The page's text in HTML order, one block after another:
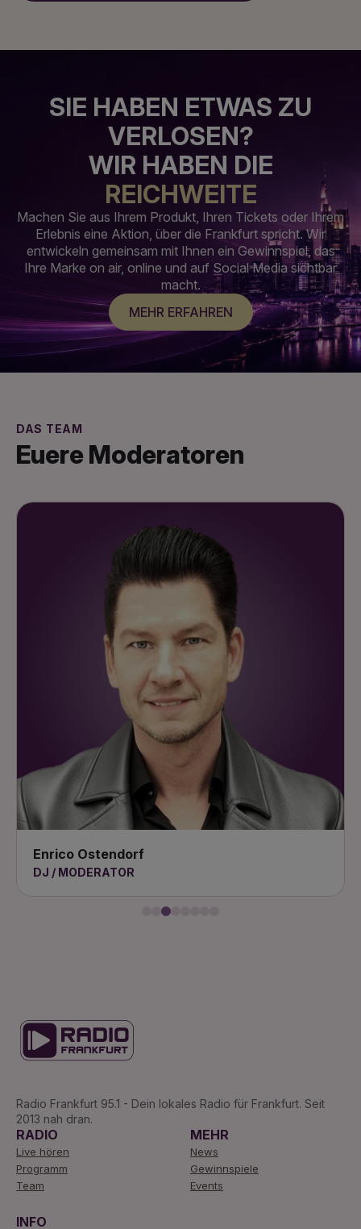
SIE HABEN ETWAS ZU
VERLOSEN?
WIR HABEN DIE
REICHWEITE
Machen Sie aus Ihrem Produkt, Ihren Tickets oder Ihrem
Erlebnis eine Aktion, über die Frankfurt spricht. Wir
entwickeln gemeinsam mit Ihnen ein Gewinnspiel, das
Ihre Marke on air, online und auf Social Media sichtbar
macht.
MEHR ERFAHREN
DAS TEAM
Euere Moderatoren
Enrico Ostendorf
DJ / MODERATOR
Radio Frankfurt 95.1 - Dein lokales Radio für Frankfurt. Seit
2013 nah dran.
RADIO
Live hören
Programm
Team
MEHR
News
Gewinnspiele
Events
INFO